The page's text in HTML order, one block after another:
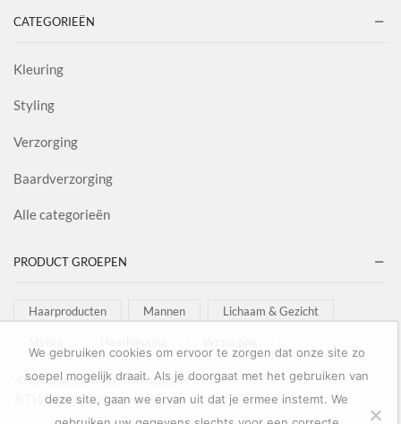
CATEGORIEËN
Kleuring
Styling
Verzorging
Baardverzorging
Alle categorieën
PRODUCT GROEPEN
Haarproducten Mannen Lichaam & Gezicht
Al onze goederen zijn inclusief
BTW afgebeeld in onze shop!
We gebruiken cookies om ervoor te zorgen dat onze site zo
soepel mogelijk draait. Als je doorgaat met het gebruiken van
deze site, gaan we ervan uit dat je ermee instemt. We